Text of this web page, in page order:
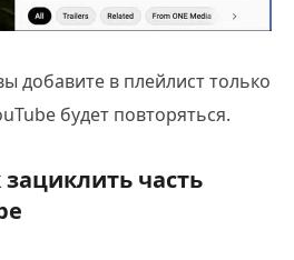
добавите в плейлист только
будет повторяться.
часть